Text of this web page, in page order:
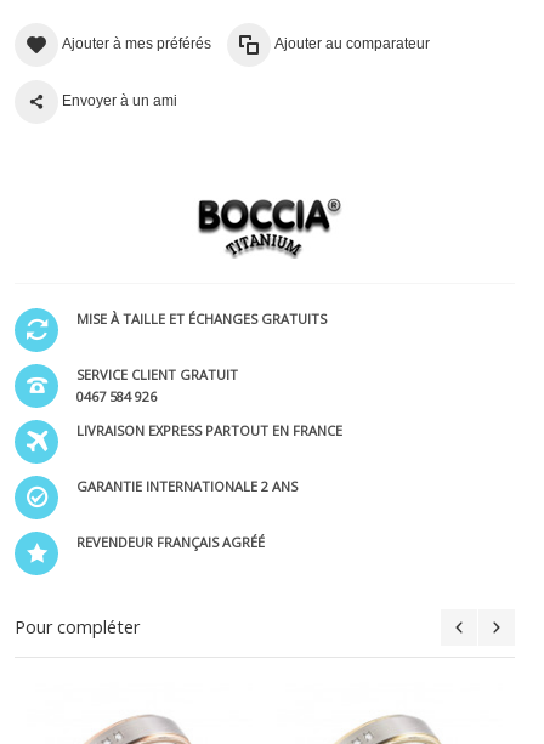
Ajouter à mes préférés Ajouter au comparateur
Envoyer à un ami
MISE À TAILLE ET ÉCHANGES GRATUITS
SERVICE CLIENT GRATUIT
0467 584 926
LIVRAISON EXPRESS PARTOUT EN FRANCE
GARANTIE INTERNATIONALE 2 ANS
REVENDEUR FRANÇAIS AGRÉÉ
Pour compléter